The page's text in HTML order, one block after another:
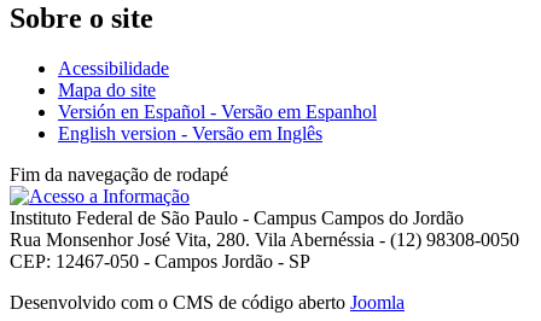
Sobre o site
Acessibilidade
Mapa do site
Versión en Español - Versão em Espanhol
English version - Versão em Inglês
Fim da navegação de rodapé
Instituto Federal de São Paulo - Campus Campos do Jordão
Rua Monsenhor José Vita, 280. Vila Abernéssia - (12) 98308-0050
CEP: 12467-050 - Campos Jordão - SP
Desenvolvido com o CMS de código aberto Joomla